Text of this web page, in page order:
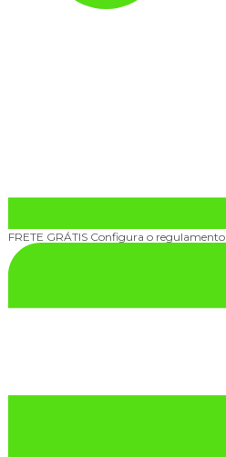
FRETE GRÁTIS Configura o regulamento